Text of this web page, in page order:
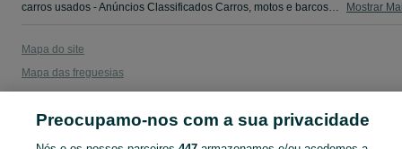
carros usados - Anúncios Classificados Carros, motos e barcos - camiões, salvados,autocaravanas, scooters e outros. Veja os anúncios ou publique o seu anúncio grátis no OLX Portugal. Mostrar
Mapa do site
Mapa das freguesias
Pesquisas populares
Preocupamo-nos com a sua privacidade